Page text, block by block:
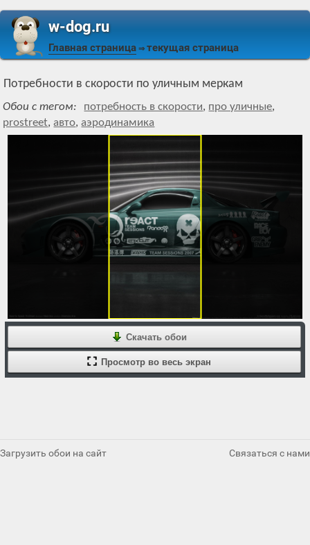
w-dog.ru
Главная страница ⇒ текущая страница
Потребности в скорости по уличным меркам
Обои с тегом: потребность в скорости, про уличные,
prostreet,авто,аэродинамика
Скачать обои
Просмотр во весь экран
Загрузить обои на сайт Связаться с нами